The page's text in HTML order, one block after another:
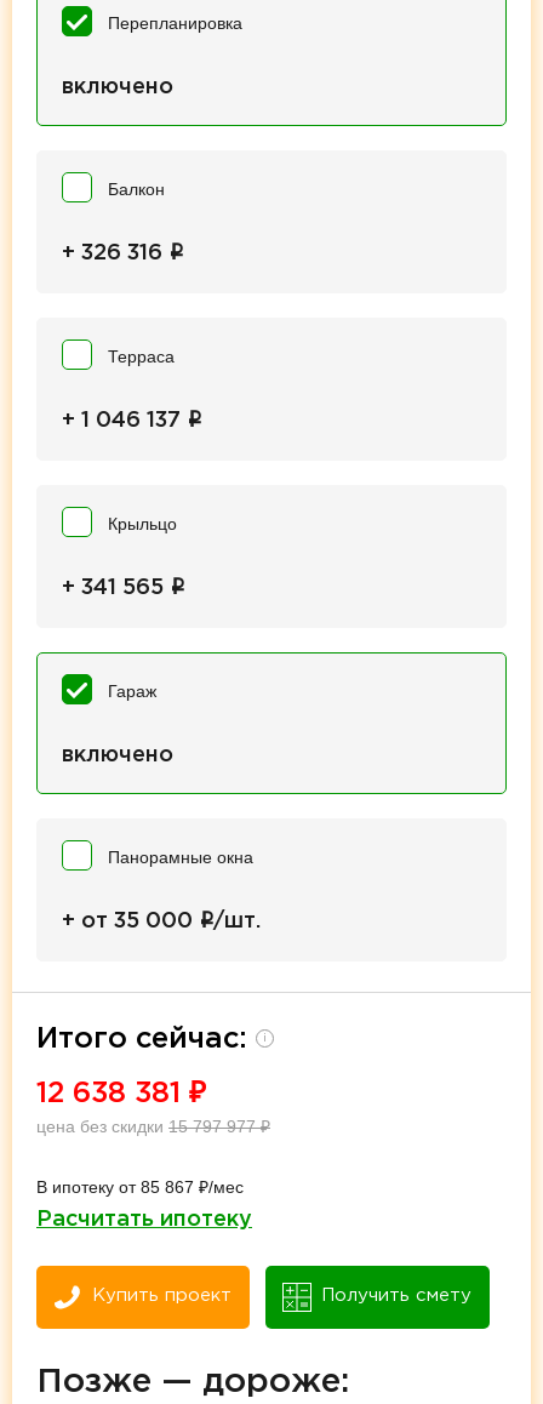
Перепланировка
включено
Балкон
+ 326 316 i
Терраса
+ 1 046 137 i
Крыльцо
+ 341 565 i
Гараж
включено
Панорамные окна
+ от 35 000 i/шт.
Итого сейчас: i
12 638 381 ₽
цена без скидки 15 797 977₽
В ипотеку от 85 867 ₽/мес
Расчитать ипотеку
Купить проект Получить смету
Позже — дороже: